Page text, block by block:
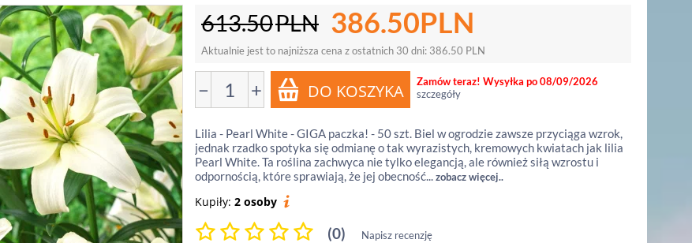
613.50PLN 386.50PLN
Aktualnie jest to najniższa cena z ostatnich 30 dni: 386.50 PLN
− +
Zamów teraz! Wysyłka po 08/09/2026
szczegóły
Lilia - Pearl White - GIGA paczka! - 50 szt. Biel w ogrodzie zawsze przyciąga wzrok,
jednak rzadko spotyka się odmianę o tak wyrazistych, kremowych kwiatach jak lilia
Pearl White. Ta roślina zachwyca nie tylko elegancją, ale również siłą wzrostu i
odpornością, które sprawiają, że jej obecność...zobacz więcej..
Kupiły: 2 osoby
(0) Napisz recenzję